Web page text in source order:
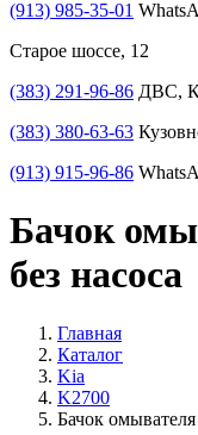
(913) 985-35-01
Старое шоссе, 12
(383) 291-96-86 ДВС,
(383) 380-63-63
(913) 915-96-86
Бачок
без насоса
Главная
Каталог
Kia
K2700
Бачок омывателя